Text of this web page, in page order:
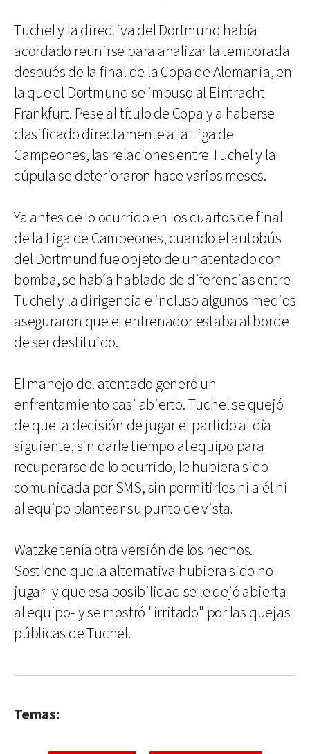
Tuchel y la directiva del Dortmund había
acordado reunirse para analizar la temporada
después de la final de la Copa de Alemania, en
la que el Dortmund se impuso al Eintracht
Frankfurt. Pese al título de Copa y a haberse
clasificado directamente a la Liga de
Campeones, las relaciones entre Tuchel y la
cúpula se deterioraron hace varios meses.
Ya antes de lo ocurrido en los cuartos de final
de la Liga de Campeones, cuando el autobús
del Dortmund fue objeto de un atentado con
bomba, se había hablado de diferencias entre
Tuchel y la dirigencia e incluso algunos medios
aseguraron que el entrenador estaba al borde
de ser destituido.
El manejo del atentado generó un
enfrentamiento casi abierto. Tuchel se quejó
de que la decisión de jugar el partido al día
siguiente, sin darle tiempo al equipo para
recuperarse de lo ocurrido, le hubiera sido
comunicada por SMS, sin permitirles ni a él ni
al equipo plantear su punto de vista.
Watzke tenía otra versión de los hechos.
Sostiene que la alternativa hubiera sido no
jugar -y que esa posibilidad se le dejó abierta
al equipo- y se mostró "irritado" por las quejas
públicas de Tuchel.
Temas: